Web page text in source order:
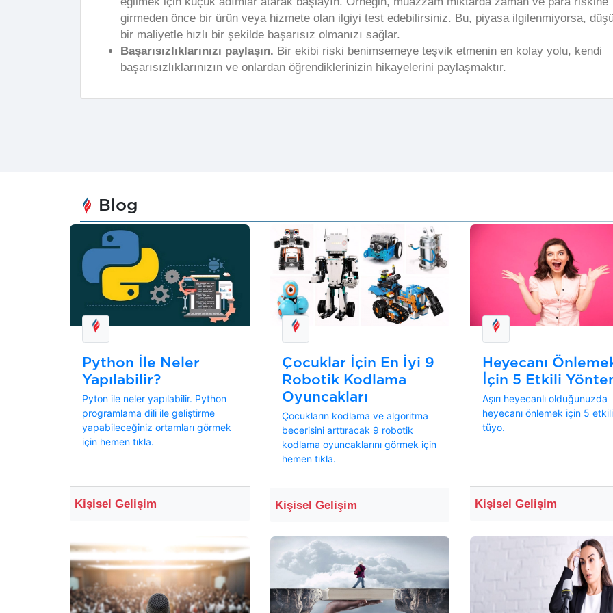
girmeden önce bir ürün veya hizmete olan ilgiyi test edebilirsiniz. Bu, piyasa ilgilenmiyorsa,
bir maliyetle hızlı bir şekilde başarısız olmanızı sağlar.
Başarısızlıklarınızı paylaşın. Bir ekibi riski benimsemeye teşvik etmenin en kolay yolu, kendi
başarısızlıklarınızın ve onlardan öğrendiklerinizin hikayelerini paylaşmaktır.
Blog
Python İle Neler
Yapılabilir?
Pyton ile neler yapılabilir. Python
programlama dili ile geliştirme
yapabileceğiniz ortamları görmek
için hemen tıkla.
Kişisel Gelişim
Çocuklar İçin En İyi 9
Robotik Kodlama
Oyuncakları
Çocukların kodlama ve algoritma
becerisini arttıracak 9 robotik
kodlama oyuncaklarını görmek için
hemen tıkla.
Kişisel Gelişim
Heyecanı
İçin 5 Etkili
Aşırı heyecanlı olduğunuzda
heyecanı önlemek için 5 etkili
tüyo.
Kişisel Gelişim